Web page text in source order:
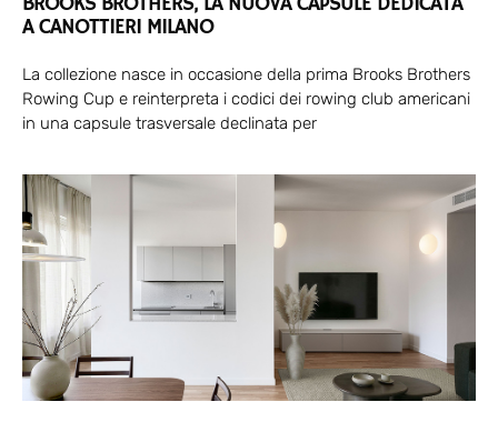
A CANOTTIERI MILANO
La collezione nasce in occasione della prima Brooks Brothers
Rowing Cup e reinterpreta i codici dei rowing club americani
in una capsule trasversale declinata per